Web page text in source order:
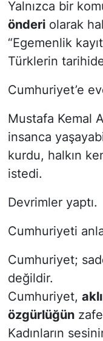
Yalnızca bir
önderiolarak
“Egemenlik
Türklerin
Cumhuriyet’e
Mustafa Kemal
insanca
kurdu, halkın
istedi.
Devrimler yaptı.
Cumhuriyeti
Cumhuriyet;
değildir.
Cumhuriyet,
özgürlüğün
Kadınların